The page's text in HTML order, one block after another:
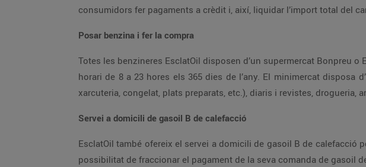
Posar benzina i fer la compra
Totes les benzineres EsclatOil disposen d’un supermercat Bonpreu o Esclat al costat. Així mateix, una part de les benzineres compten amb un minimercat en
horari de 8 a 23 hores els 365 dies de l’any. El minimercat disposa d’un assortiment bàsic de productes de totes les seccions: alimentació (fleca, fruitera,
xarcuteria, congelat, plats
Servei a domicili de gasoil B de calefacció
EsclatOil també ofereix el servei a domicili de gasoil B de calefacció per a ús domèstic amb una àmplia xarxa de distribució a Catalunya. Els clients tenen la